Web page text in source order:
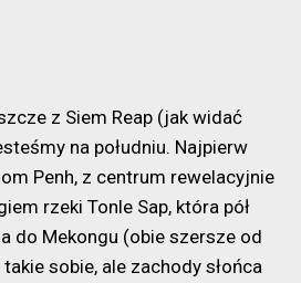
z Siem Reap (jak widać
na południu. Najpierw
Penh, z centrum rewelacyjnie
rzeki Tonle Sap, która pół
do Mekongu (obie szersze od
sobie, ale zachody słońca